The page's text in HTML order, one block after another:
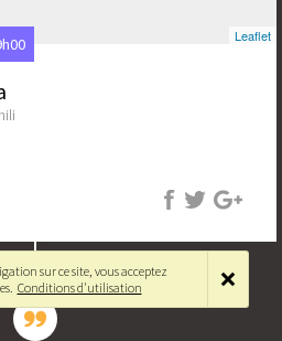
Leaflet
sur ce site, vous acceptez
Conditions d'utilisation